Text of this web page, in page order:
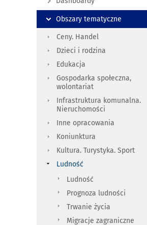
Obszary tematyczne
Ceny. Handel
Dzieci i rodzina
Edukacja
Gospodarka społeczna,
wolontariat
Infrastruktura komunalna.
Nieruchomości
Inne opracowania
Koniunktura
Kultura. Turystyka. Sport
Ludność
Ludność
Prognoza ludności
Trwanie życia
Migracje zagraniczne